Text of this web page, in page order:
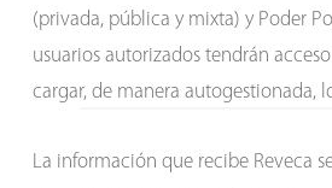
(privada, pública y mixta) y Poder
usuarios autorizados tendrán
cargar, de manera autogestionada,
La información que recibe Reveca